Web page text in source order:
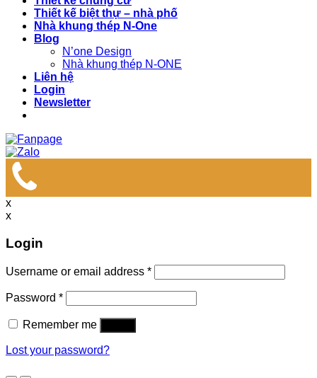
Thiết kế biệt thự – nhà phố
Nhà khung thép N-One
Blog
N’one Design
Nhà khung thép N-ONE
Liên hệ
Login
Newsletter
x
x
Login
Username or email address *
Password *
Remember me
Lost your password?